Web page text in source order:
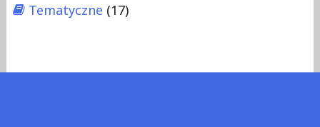
Tematyczne (17)